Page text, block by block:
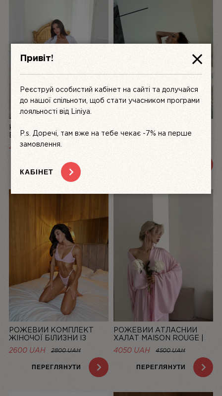
КОМПЛЕКТ ЖІНОЧОЇ
БІЛИЗНИ З АТЛАСУ ТА
МЕРЕЖИВА LA PERLE,
4999 UAH
ПЕРЕГЛЯНУТИ
ЖІНОЧОЇ БІЛИЗНИ З
РОЖЕВИЙ КОМПЛЕКТ
ЖІНОЧОЇ БІЛИЗНИ ІЗ
СІТОЧКИ BASIC PINK |
LINIYA
2600 UAH 2800 UAH
ПЕРЕГЛЯНУТИ
РОЖЕВИЙ АТЛАСНИЙ
ХАЛАТ MAISON ROUGE |
LINIYA
4050 UAH 4500 UAH
ПЕРЕГЛЯНУТИ
Привіт!
Реєструй особистий кабінет на сайті та долучайся
до нашої спільноти, щоб стати учасником програми
лояльності від Liniya.
P.s. Доречі, там вже на тебе чекає -7% на перше
замовлення.
КАБІНЕТ